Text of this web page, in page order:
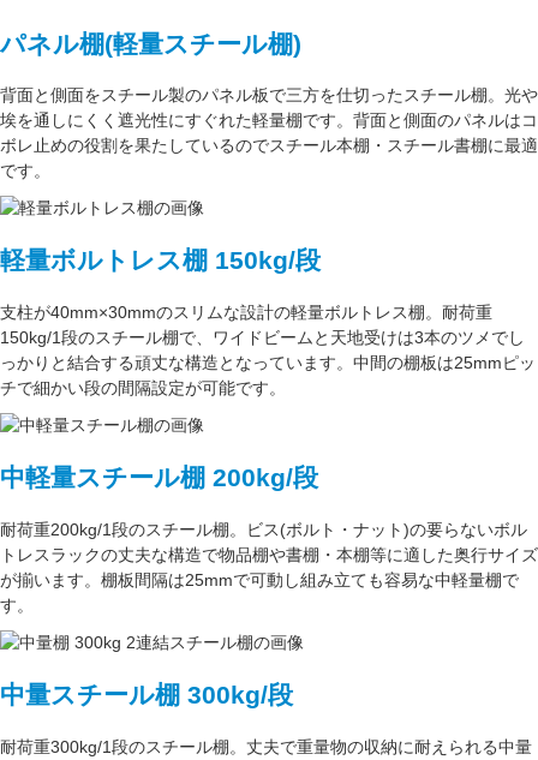
パネル棚(軽量スチール棚)
背面と側面をスチール製のパネル板で三方を仕切った スチール棚。 光や
埃を通しにくく遮光性にすぐれた軽量棚です。背面と側面のパネルはコ
ボレ止めの役割を果たしているのでスチール本棚・スチール書棚に最適
です。
軽量ボルトレス棚 150kg/段
支柱が40mm×30mmのスリムな設計の軽量ボルトレス棚。 耐荷重
150kg/1段のスチール棚で、ワイドビームと天地受けは3本のツメでし
っかりと結合する頑丈な構造となっています。中間の棚板は25mmピッ
チで細かい段の間隔設定が可能です。
中軽量スチール棚 200kg/段
耐荷重200kg/1段のスチール棚。ビス(ボルト・ナット)の要らないボル
トレスラックの丈夫な構造で物品棚や書棚・本棚等に適した奥行サイズ
が揃います。 棚板間隔は25mmで可動し組み立ても容易な中軽量棚で
す。
中量スチール棚 300kg/段
耐荷重300kg/1段のスチール棚。丈夫で重量物の収納に耐えられる中量